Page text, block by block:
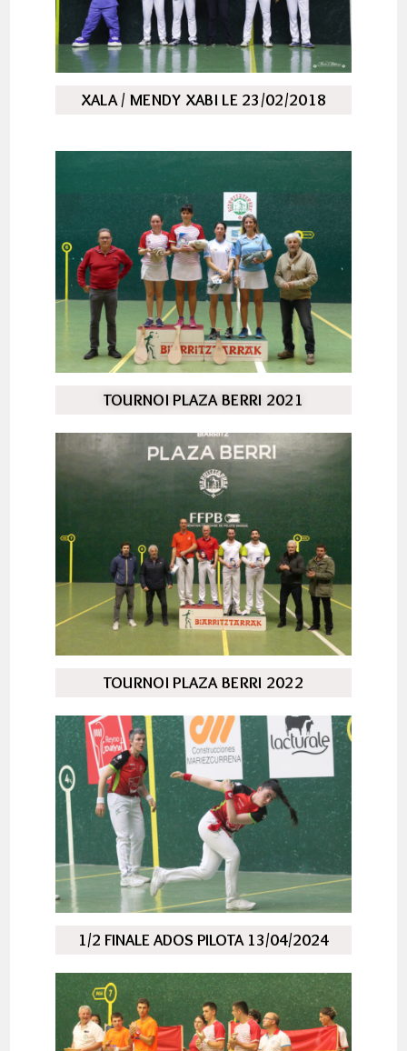
XALA / MENDY XABI LE 23/02/2018
TOURNOI PLAZA BERRI 2021
TOURNOI PLAZA BERRI 2022
1/2 FINALE ADOS PILOTA 13/04/2024